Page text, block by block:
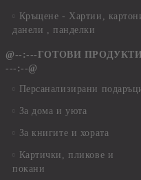
Кръщене - Хартии,
данели , панделки
@--:---ГОТОВИ
---:--@
Персанализирани
За дома и уюта
За книгите и хората
Картички, пликове и
покани